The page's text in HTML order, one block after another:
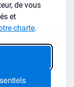
de vous
et
charte.
?